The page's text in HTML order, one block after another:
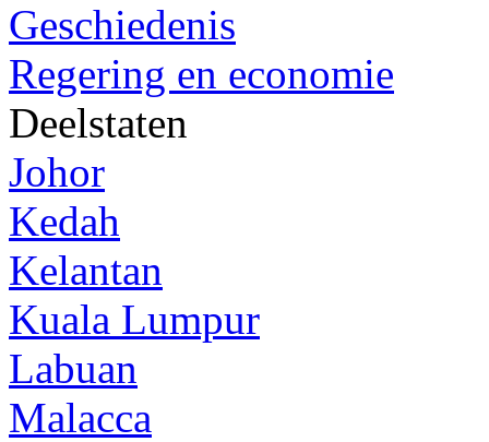
Geschiedenis
Regering en economie
Deelstaten
Johor
Kedah
Kelantan
Kuala Lumpur
Labuan
Malacca